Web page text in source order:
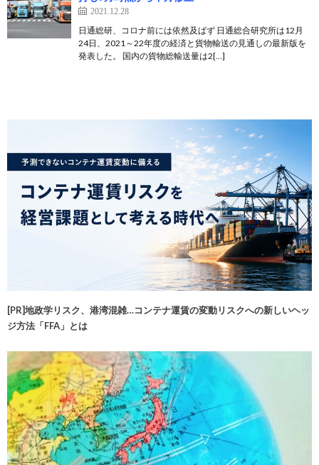
2021.12.28
日通総研、コロナ前には依然及ばず 日通総合研究所は12月
24日、2021～22年度の経済と貨物輸送の見通しの最新版を
発表した。 国内の貨物総輸送量は2[…]
[PR]地政学リスク、港湾混雑…コンテナ運賃の変動リスクへの新しいヘッ
ジ方法「FFA」とは